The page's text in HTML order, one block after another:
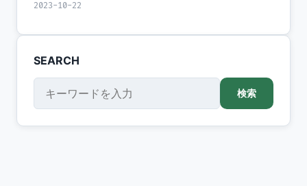
2023-10-22
SEARCH
検索